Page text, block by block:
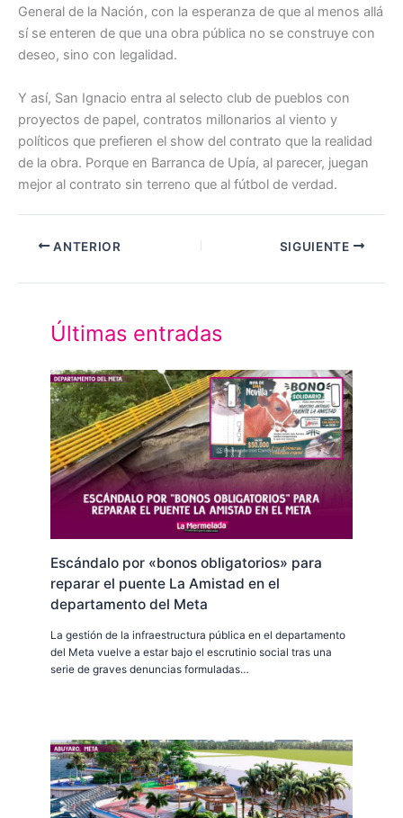
General de la Nación, con la esperanza de que al menos allá
sí se enteren de que una obra pública no se construye con
deseo, sino con legalidad.
Y así, San Ignacio entra al selecto club de pueblos con
proyectos de papel, contratos millonarios al viento y
políticos que prefieren el show del contrato que la realidad
de la obra. Porque en Barranca de Upía, al parecer, juegan
mejor al contrato sin terreno que al fútbol de verdad.
ANTERIOR SIGUIENTE
Últimas entradas
Escándalo por «bonos obligatorios» para
reparar el puente La Amistad en el
departamento del Meta
La gestión de la infraestructura pública en el departamento
del Meta vuelve a estar bajo el escrutinio social tras una
serie de graves denuncias formuladas…